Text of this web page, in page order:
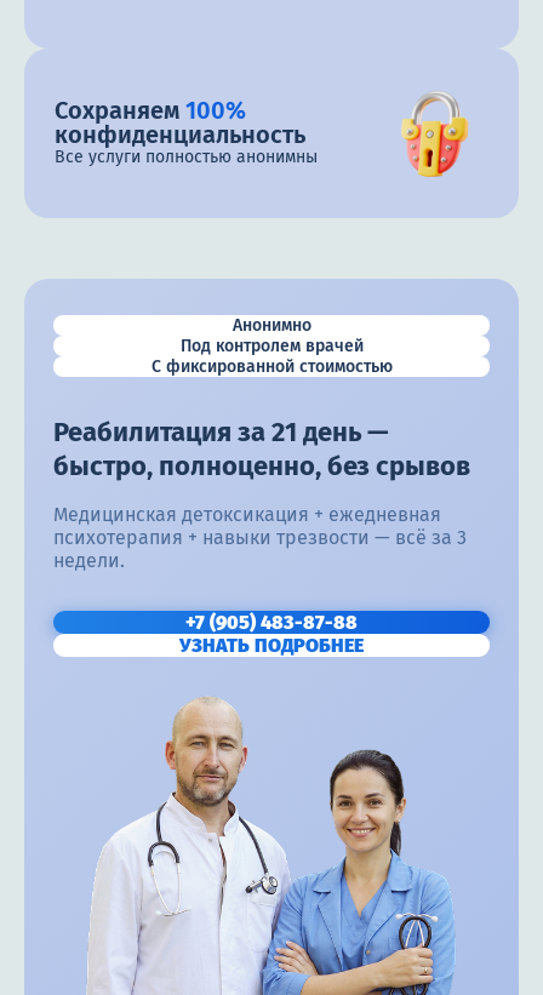
Сохраняем 100%
конфиденциальность
Все услуги полностью анонимны
Анонимно
Под контролем врачей
С фиксированной стоимостью
Реабилитация за 21 день —
быстро, полноценно, без срывов
Медицинская детоксикация + ежедневная
психотерапия + навыки трезвости — всё за 3
недели.
+7 (905) 483-87-88
УЗНАТЬ ПОДРОБНЕЕ